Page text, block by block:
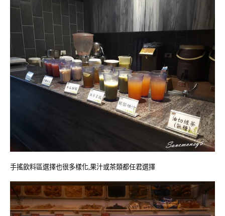
手搖飲料區選擇也很多樣化,果汁或茶類都任君選擇